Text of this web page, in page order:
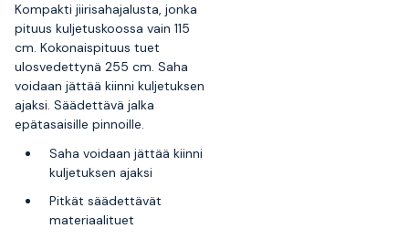
Kompakti jiirisahajalusta, jonka
pituus kuljetuskoossa vain 115
cm. Kokonaispituus tuet
ulosvedettynä 255 cm. Saha
voidaan jättää kiinni kuljetuksen
ajaksi. Säädettävä jalka
epätasaisille pinnoille.
Saha voidaan jättää kiinni
kuljetuksen ajaksi
Pitkät säädettävät
materiaalituet